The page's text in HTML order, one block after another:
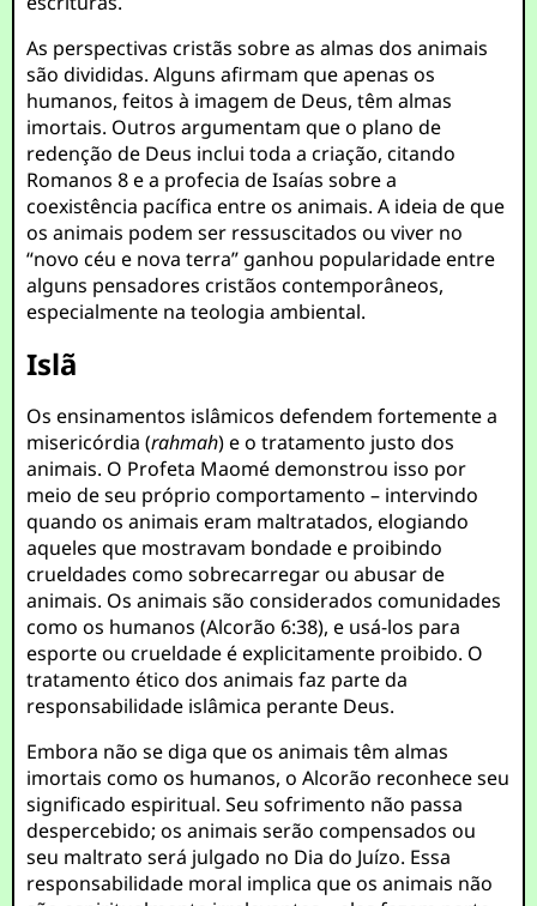
As perspectivas cristãs sobre as almas dos animais
são divididas. Alguns afirmam que apenas os
humanos, feitos à imagem de Deus, têm almas
imortais. Outros argumentam que o plano de
redenção de Deus inclui toda a criação, citando
Romanos 8 e a profecia de Isaías sobre a
coexistência pacífica entre os animais. A ideia de que
os animais podem ser ressuscitados ou viver no
“novo céu e nova terra” ganhou popularidade entre
alguns pensadores cristãos contemporâneos,
especialmente na teologia ambiental.
Islã
Os ensinamentos islâmicos defendem fortemente a
misericórdia (rahmah) e o tratamento justo dos
animais. O Profeta Maomé demonstrou isso por
meio de seu próprio comportamento – intervindo
quando os animais eram maltratados, elogiando
aqueles que mostravam bondade e proibindo
crueldades como sobrecarregar ou abusar de
animais. Os animais são considerados comunidades
como os humanos (Alcorão 6:38), e usá-los para
esporte ou crueldade é explicitamente proibido. O
tratamento ético dos animais faz parte da
responsabilidade islâmica perante Deus.
Embora não se diga que os animais têm almas
imortais como os humanos, o Alcorão reconhece seu
significado espiritual. Seu sofrimento não passa
despercebido; os animais serão compensados ou
seu maltrato será julgado no Dia do Juízo. Essa
responsabilidade moral implica que os animais não